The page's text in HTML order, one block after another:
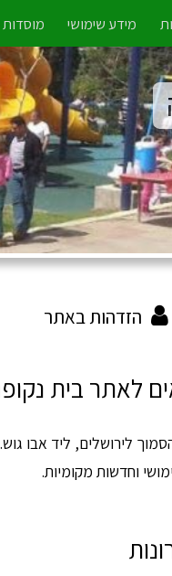
מידע שימושי מוסדות
הזדהות באתר
לאתר בית
לירושלים, ליד אבו
וחדשות מקומיות.